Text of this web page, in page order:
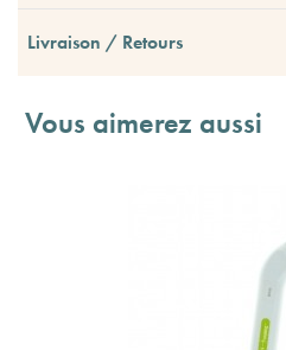
Livraison / Retours
Vous aimerez aussi